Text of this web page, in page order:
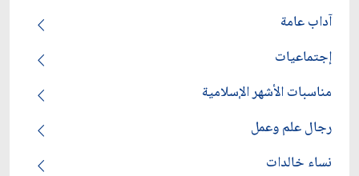
آداب عامة
إجتماعيات
مناسبات الأشهر الإسلامية
رجال علم وعمل
نساء خالدات